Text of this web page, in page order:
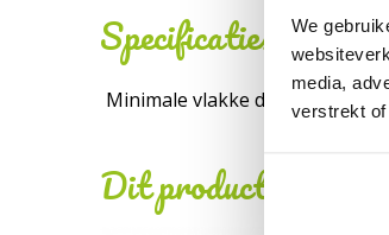
We
media,
verstrekt
Specificaties
Minimale vlakke doorgang (m):
Dit product